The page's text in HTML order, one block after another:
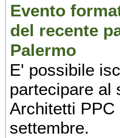
Evento
del recente
Palermo
E' possibile
partecipare al
Architetti
settembre.